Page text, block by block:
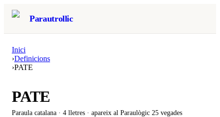
Parautrollic
Inici
›Definicions
›PATE
PATE
Paraula catalana · 4 lletres · apareix al Paraulògic 25 vegades